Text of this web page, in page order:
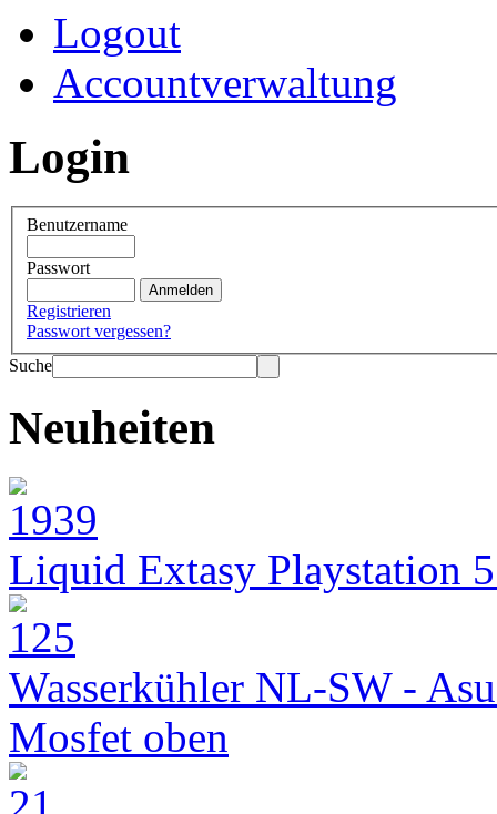
Logout
Accountverwaltung
Login
Benutzername
Passwort
Registrieren
Passwort vergessen?
Suche
Neuheiten
Liquid Extasy Playstation
Wasserkühler NL-SW -
Mosfet oben